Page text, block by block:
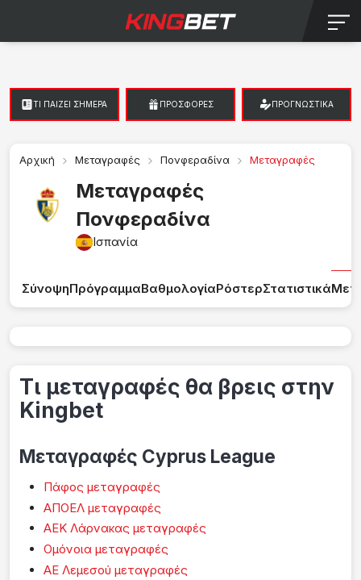
Αρχική Μεταγραφές Πονφεραδίνα Μεταγραφές
Μεταγραφές
Πονφεραδίνα
Ισπανία
ΣύνοψηΠρόγραμμαΒαθμολογίαΡόστερΣτατιστικά
Τι μεταγραφές θα βρεις στην
Kingbet
Μεταγραφές Cyprus League
Πάφος μεταγραφές
ΑΠΟΕΛ μεταγραφές
ΑΕΚ Λάρνακας μεταγραφές
Ομόνοια μεταγραφές
ΑΕ Λεμεσού μεταγραφές
TI ΠΑΙΖΕΙ ΣΗΜΕΡΑ ΠΡΟΣΦΟΡΕΣ ΠΡΟΓΝΩΣΤΙΚΑ